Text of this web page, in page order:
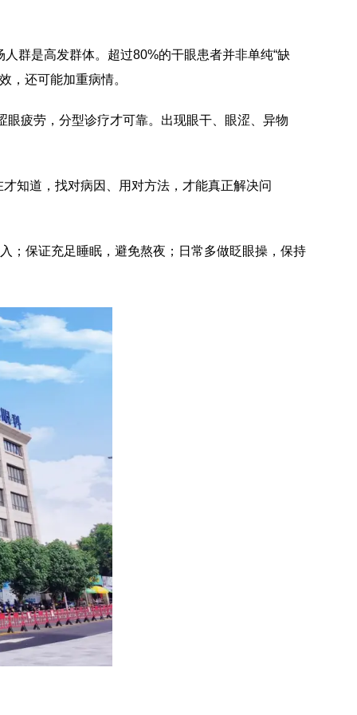
群是高发群体。超过80%的干眼患者并非单纯“缺
，还可能加重病情。
眼疲劳，分型诊疗才可靠。出现眼干、眼涩、异物
知道，找对病因、用对方法，才能真正解决问
；保证充足睡眠，避免熬夜；日常多做眨眼操，保持